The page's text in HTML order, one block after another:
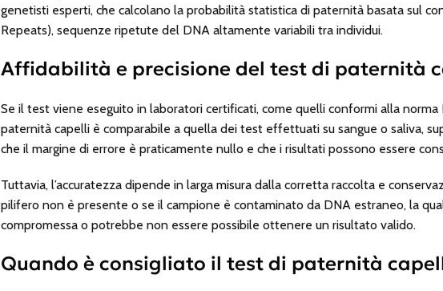
genetisti esperti, che calcolano la probabilità statistica di paternità basata sul
Repeats), sequenze ripetute del DNA altamente variabili tra individui.
Affidabilità e precisione del test di paternità
Se il test viene eseguito in laboratori certificati, come quelli conformi alla norma
paternità capelli è comparabile a quella dei test effettuati su sangue o saliva,
che il margine di errore è praticamente nullo e che i risultati possono essere
Tuttavia, l’accuratezza dipende in larga misura dalla corretta raccolta e
pilifero non è presente o se il campione è contaminato da DNA estraneo, la
compromessa o potrebbe non essere possibile ottenere un risultato valido.
Quando è consigliato il test di paternità